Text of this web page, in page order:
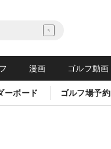
漫画 ゴルフ動画
ーボード ゴルフ場予